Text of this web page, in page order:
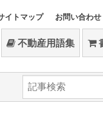
イトマップ お問い合わせ
不動産用語集